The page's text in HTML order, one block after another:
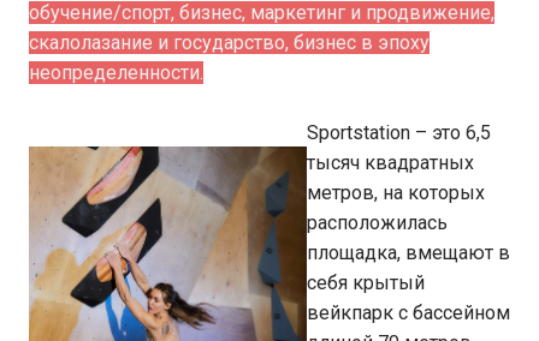
обучение/спорт, бизнес, маркетинг и продвижение,
скалолазание и государство, бизнес в эпоху
неопределенности.
Sportstation – это 6,5
тысяч квадратных
метров, на которых
расположилась
площадка, вмещают в
себя крытый
вейкпарк с бассейном